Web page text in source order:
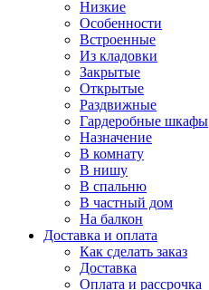
Низкие
Особенности
Встроенные
Из кладовки
Закрытые
Открытые
Раздвижные
Гардеробные шкафы
Назначение
В комнату
В нишу
В спальню
В частный дом
На балкон
Доставка и оплата
Как сделать заказ
Доставка
Оплата и рассрочка